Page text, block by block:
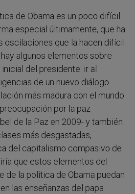
de Obama es un poco difícil
especial últimamente, que ha
oscilaciones que la hacen difícil
algunos elementos sobre
del presidente: ir al
de un nuevo diálogo
más madura con el mundo
por la paz -
de la Paz en 2009- y también
más desgastadas,
del capitalismo compasivo de
que estos elementos del
de la política de Obama puedan
las enseñanzas del papa